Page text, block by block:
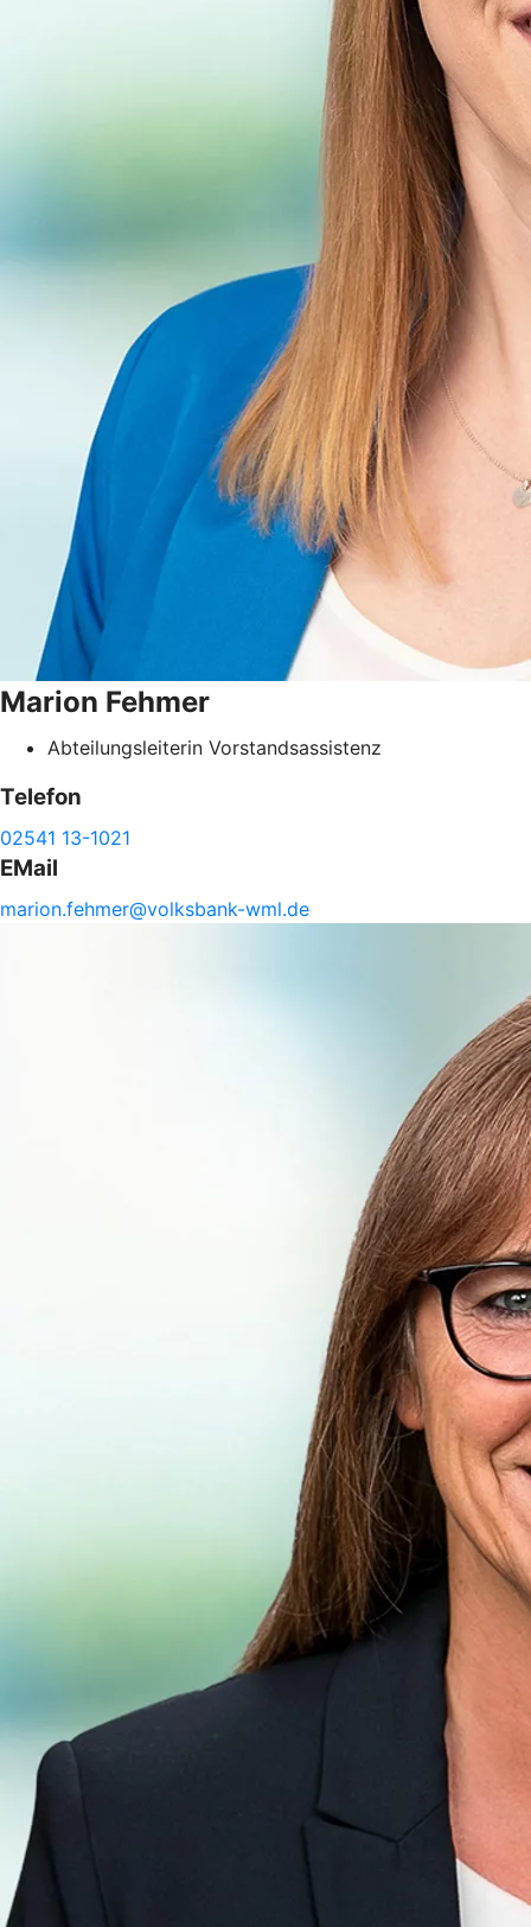
Marion Fehmer
Abteilungsleiterin Vorstandsassistenz
Telefon
02541 13-1021
EMail
marion.fehmer@volksbank-wml.de